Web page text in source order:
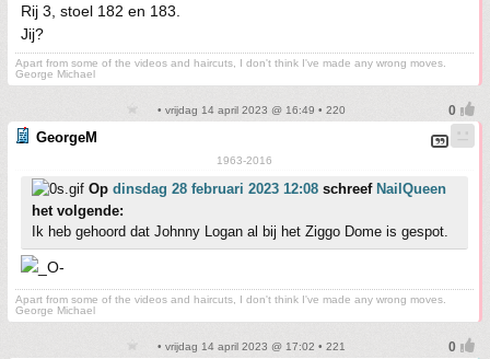
Rij 3, stoel 182 en 183.
Jij?
Apart from some of the videos and haircuts, I don't think I've made any wrong moves.
George Michael
• vrijdag 14 april 2023 @ 16:49 • 220
GeorgeM
1963-2016
Op dinsdag 28 februari 2023 12:08 schreef NailQueen
het volgende:
Ik heb gehoord dat Johnny Logan al bij het Ziggo Dome is gespot.
Apart from some of the videos and haircuts, I don't think I've made any wrong moves.
George Michael
• vrijdag 14 april 2023 @ 17:02 • 221